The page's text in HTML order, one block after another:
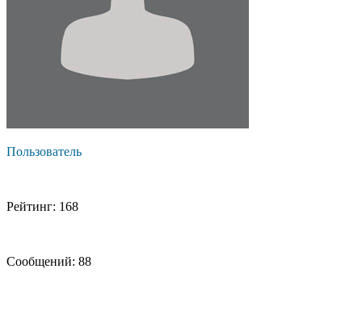
Пользователь
Рейтинг: 168
Сообщений: 88